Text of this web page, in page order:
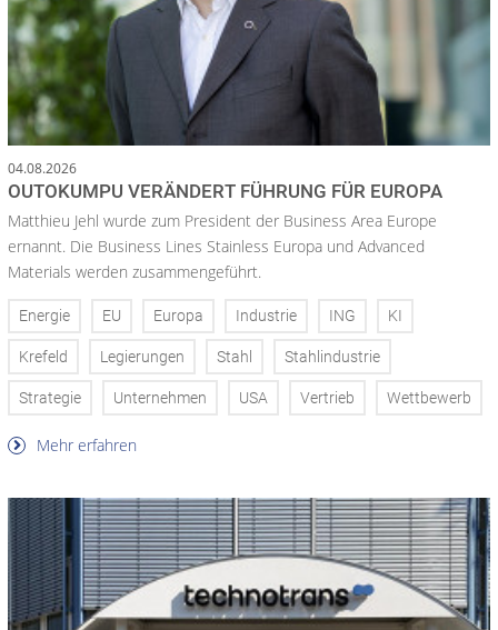
04.08.2026
OUTOKUMPU VERÄNDERT FÜHRUNG FÜR EUROPA
Matthieu Jehl wurde zum President der Business Area Europe
ernannt. Die Business Lines Stainless Europa und Advanced
Materials werden zusammengeführt.
Energie EU Europa Industrie ING KI
Krefeld Legierungen Stahl Stahlindustrie
Strategie Unternehmen USA Vertrieb Wettbewerb
Mehr erfahren